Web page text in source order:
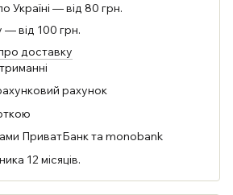
— від 80 грн.
від 100 грн.
доставку
рахунок
ПриватБанк та monobank
12 місяців.